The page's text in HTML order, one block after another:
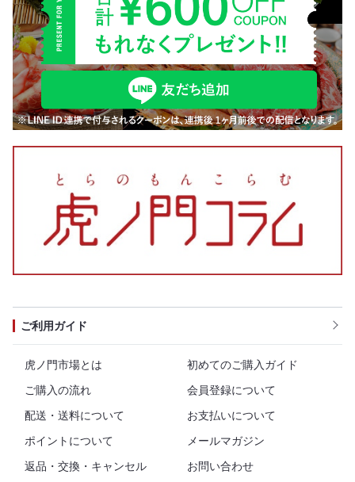
ご利用ガイド
虎ノ門市場とは
初めてのご購入ガイド
ご購入の流れ
会員登録について
配送・送料について
お支払いについて
ポイントについて
メールマガジン
返品・交換・キャンセル
お問い合わせ